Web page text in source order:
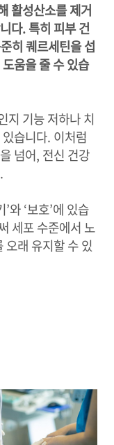
활성산소를 제거
다. 특히 피부 건
히 퀘르세틴을 섭
움을 줄 수 있습
지 기능 저하나 치
습니다. 이처럼
넘어, 전신 건강
와 ‘보호’에 있습
세포 수준에서 노
오래 유지할 수 있